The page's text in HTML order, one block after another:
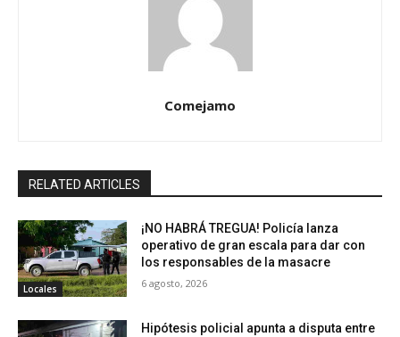
Comejamo
RELATED ARTICLES
Locales
¡NO HABRÁ TREGUA! Policía lanza
operativo de gran escala para dar con
los responsables de la masacre
6 agosto, 2026
Hipótesis policial apunta a disputa entre